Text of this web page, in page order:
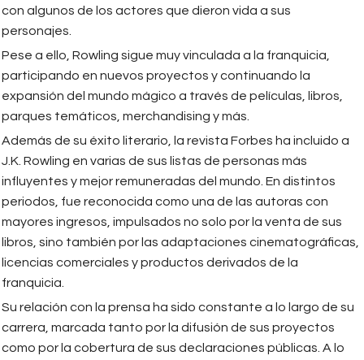
con algunos de los actores que dieron vida a sus
personajes.
Pese a ello, Rowling sigue muy vinculada a la franquicia,
participando en nuevos proyectos y continuando la
expansión del mundo mágico a través de películas, libros,
parques temáticos, merchandising y más.
Además de su éxito literario, la revista Forbes ha incluido a
J.K. Rowling en varias de sus listas de personas más
influyentes y mejor remuneradas del mundo. En distintos
periodos, fue reconocida como una de las autoras con
mayores ingresos, impulsados no solo por la venta de sus
libros, sino también por las adaptaciones cinematográficas,
licencias comerciales y productos derivados de la
franquicia.
Su relación con la prensa ha sido constante a lo largo de su
carrera, marcada tanto por la difusión de sus proyectos
como por la cobertura de sus declaraciones públicas. A lo